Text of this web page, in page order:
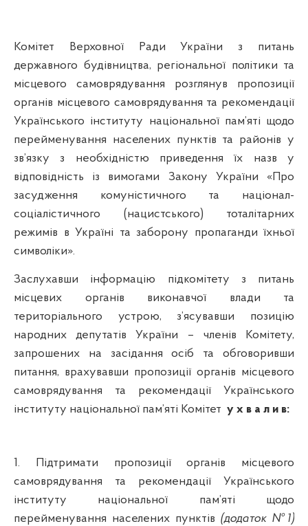
Комітет Верховної Ради України з питань
державного будівництва, регіональної політики та
місцевого самоврядування розглянув пропозиції
органів місцевого самоврядування та рекомендації
Українського інституту національної пам’яті щодо
перейменування населених пунктів та районів у
зв’язку з необхідністю приведення їх назв у
відповідність із вимогами Закону України «Про
засудження комуністичного та націонал-
соціалістичного (нацистського) тоталітарних
режимів в Україні та заборону пропаганди їхньої
символіки».
Заслухавши інформацію підкомітету з питань
місцевих органів виконавчої влади та
територіального устрою, з’ясувавши позицію
народних депутатів України – членів Комітету,
запрошених на засідання осіб та обговоривши
питання, врахувавши пропозиції органів місцевого
самоврядування та рекомендації Українського
інституту національної пам’яті Комітет у х в а л и в:
1. Підтримати пропозиції органів місцевого
самоврядування та рекомендації Українського
інституту національної пам’яті щодо
перейменування населених пунктів (додаток №1)